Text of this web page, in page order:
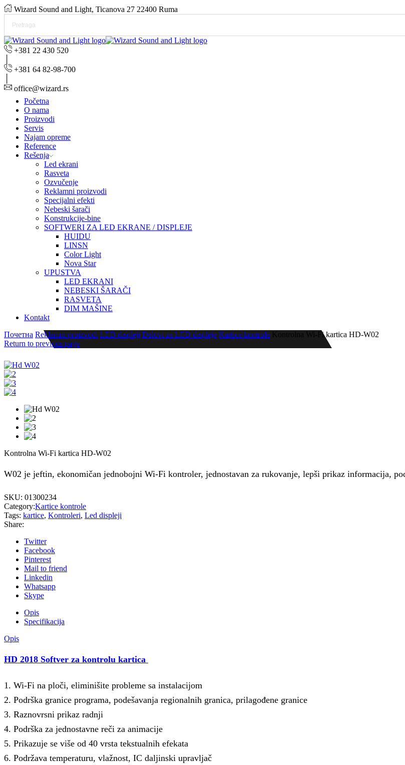
Wizard Sound and Light, Ticanova 27 22400 Ruma
+381 22 430 520
+381 64 82-98-700
office@wizard.rs
Početna
O nama
Proizvodi
Servis
Najam opreme
Reference
Rešenja
Led ekrani
Rasveta
Ozvučenje
Reklamni proizvodi
Specijalni efekti
Nebeski šarači
Konstrukcije-bine
SOFTWERI ZA LED EKRANE / DISPLEJE
HUIDU
LINSN
Color Light
Nova Star
UPUSTVA
LED EKRANI
NEBESKI ŠARAČI
RASVETA
DIM MAŠINE
Kontakt
Почетна Reklamni proizvodi LED displeji Delovi za LED displeje Kartice kontrole Kontrolna Wi-Fi kartica HD-W02
Return to previous page
Kontrolna Wi-Fi kartica HD-W02
W02 je jeftin, ekonomičan jednobojni Wi-Fi kontroler, jednostavan za rukovanje, lepši prikaz informacija,
SKU: 01300234
Category:Kartice kontrole
Tags: kartice, Kontroleri, Led displeji
Share:
Twitter
Facebook
Pinterest
Mail to friend
Linkedin
Whatsapp
Skype
Opis
Specifikacija
Opis
HD 2018 Softver za kontrolu kartica
1. Wi-Fi na ploči, eliminišite probleme sa instalacijom
2. Podrška granice programa, podešavanja regionalnih granica, prilagođene granice
3. Raznovrsni prikaz radnji
4. Podrška za jednostavne reči za animacije
5. Prikazuje se više od 40 vrsta tekstualnih efekata
6. Podržava temperaturu, vlažnost, IC daljinski upravljač